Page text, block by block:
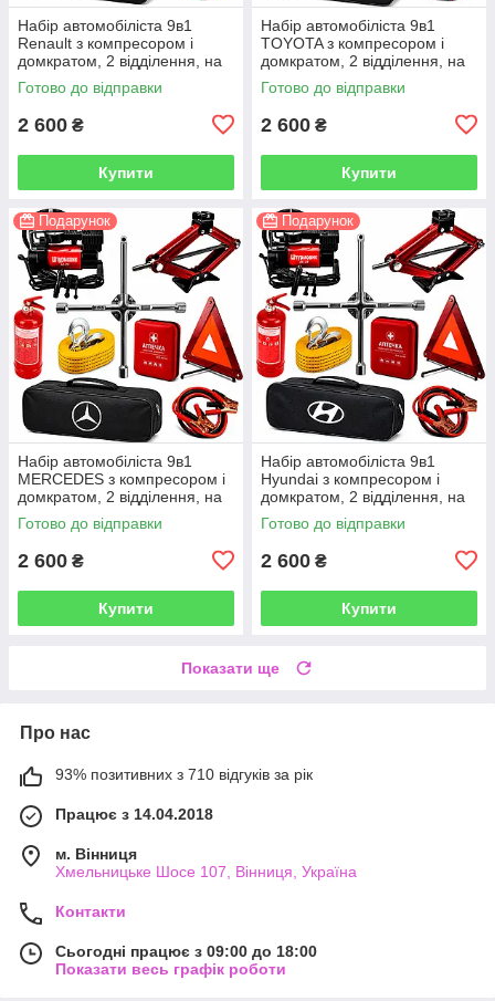
Набір автомобіліста 9в1
Renault з компресором і
домкратом, 2 відділення, на
липучках, чорний
Готово до відправки
2 600 ₴
Купити
Набір автомобіліста 9в1
TOYOTA з компресором і
домкратом, 2 відділення, на
липучках, чорний
Готово до відправки
2 600 ₴
Купити
Подарунок
Набір автомобіліста 9в1
MERCEDES з компресором і
домкратом, 2 відділення, на
липучках, чорний
Готово до відправки
2 600 ₴
Купити
Подарунок
Набір автомобіліста 9в1
Hyundai з компресором і
домкратом, 2 відділення, на
липучках, чорний
Готово до відправки
2 600 ₴
Купити
Показати ще
Про нас
93% позитивних з 710 відгуків за рік
Працює з 14.04.2018
м. Вінниця
Хмельницьке Шосе 107, Вінниця, Україна
Контакти
Сьогодні працює з 09:00 до 18:00
Показати весь графік роботи